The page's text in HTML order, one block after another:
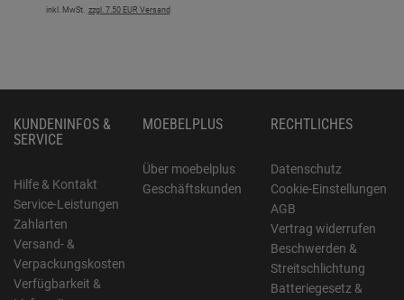
inkl. MwSt. zzgl. 7.50 EUR Versand
KUNDENINFOS &
SERVICE
Hilfe & Kontakt
Service-Leistungen
Zahlarten
Versand- &
Verpackungskosten
Verfügbarkeit &
MOEBELPLUS
Über moebelplus
Geschäftskunden
RECHTLICHES
Datenschutz
Cookie-Einstellungen
AGB
Vertrag widerrufen
Beschwerden &
Streitschlichtung
Batteriegesetz &